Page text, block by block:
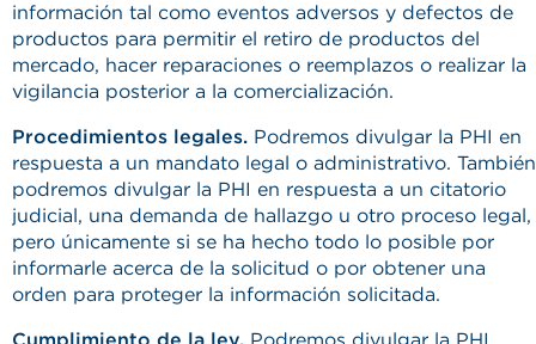
información tal como eventos adversos y defectos de
productos para permitir el retiro de productos del
mercado, hacer reparaciones o reemplazos o realizar la
vigilancia posterior a la comercialización.
Procedimientos legales. Podremos divulgar la PHI en
respuesta a un mandato legal o administrativo. También
podremos divulgar la PHI en respuesta a un citatorio
judicial, una demanda de hallazgo u otro proceso legal,
pero únicamente si se ha hecho todo lo posible por
informarle acerca de la solicitud o por obtener una
orden para proteger la información solicitada.